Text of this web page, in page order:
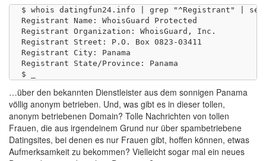
$ whois datingfun24.info | grep "^Registrant" | sed
Registrant Name: WhoisGuard Protected
Registrant Organization: WhoisGuard, Inc.
Registrant Street: P.O. Box 0823-03411
Registrant City: Panama
Registrant State/Province: Panama
…über den bekannten Dienstleister aus dem sonnigen Panama
völlig anonym betrieben. Und, was gibt es in dieser tollen,
anonym betriebenen Domain? Tolle Nachrichten von tollen
Frauen, die aus irgendeinem Grund nur über spambetriebene
Datingsites, bei denen es nur Frauen gibt, hoffen können, etwas
Aufmerksamkeit zu bekommen? Vielleicht sogar mal ein neues